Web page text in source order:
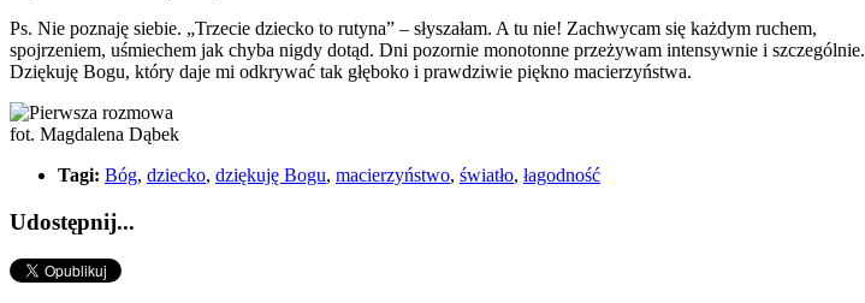
Ps. Nie poznaję siebie. „Trzecie dziecko to rutyna” – słyszałam. A tu nie! Zachwycam się każdym ruchem,
spojrzeniem, uśmiechem jak chyba nigdy dotąd. Dni pozornie monotonne przeżywam intensywnie i szczególnie.
Dziękuję Bogu, który daje mi odkrywać tak głęboko i prawdziwie piękno macierzyństwa.
fot. Magdalena Dąbek
Tagi: Bóg, dziecko, dziękuję Bogu, macierzyństwo, światło, łagodność
Udostępnij...